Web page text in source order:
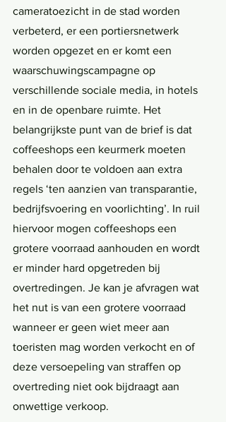
cameratoezicht in de stad worden
verbeterd, er een portiersnetwerk
worden opgezet en er komt een
waarschuwingscampagne op
verschillende sociale media, in hotels
en in de openbare ruimte. Het
belangrijkste punt van de brief is dat
coffeeshops een keurmerk moeten
behalen door te voldoen aan extra
regels ‘ten aanzien van transparantie,
bedrijfsvoering en voorlichting’. In ruil
hiervoor mogen coffeeshops een
grotere voorraad aanhouden en wordt
er minder hard opgetreden bij
overtredingen. Je kan je afvragen wat
het nut is van een grotere voorraad
wanneer er geen wiet meer aan
toeristen mag worden verkocht en of
deze versoepeling van straffen op
overtreding niet ook bijdraagt aan
onwettige verkoop.